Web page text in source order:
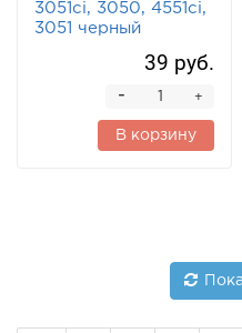
3051ci, 3050, 4551ci,
3051 черный
39 руб.
+
-
В корзину